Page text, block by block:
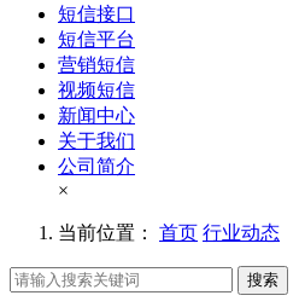
短信接口
短信平台
营销短信
视频短信
新闻中心
关于我们
公司简介
×
当前位置： 首页 行业动态
搜索